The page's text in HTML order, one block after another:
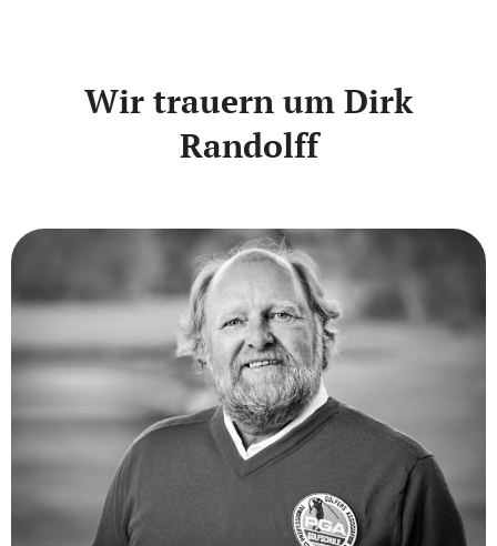
Wir trauern um Dirk
Randolff